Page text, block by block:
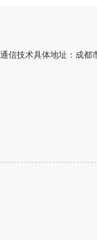
通信技术具体地址：成都